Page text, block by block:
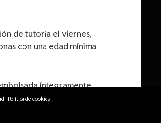
de tutoría el viernes,
con una edad mínima
íntegramente
se entregará un
| Política de cookies